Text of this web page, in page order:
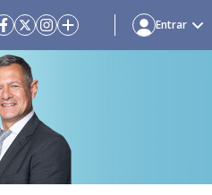
Entrar